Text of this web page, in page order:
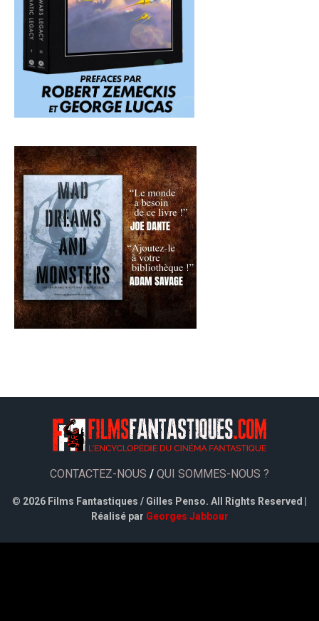
CONTACTEZ-NOUS / QUI SOMMES-NOUS ?
© 2026 Films Fantastiques / Gilles Penso. All Rights Reserved |
Réalisé par Georges Jabbour